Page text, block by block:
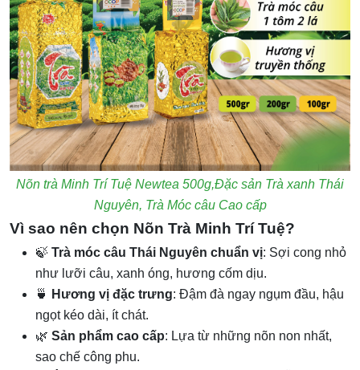
Nõn trà Minh Trí Tuệ Newtea 500g,Đặc sản Trà xanh Thái
Nguyên, Trà Móc câu Cao cấp
Vì sao nên chọn Nõn Trà Minh Trí Tuệ?
🍃 Trà móc câu Thái Nguyên chuẩn vị: Sợi cong nhỏ
như lưỡi câu, xanh óng, hương cốm dịu.
🍵
Hương vị đặc trưng: Đậm đà ngay ngụm đầu, hậu
ngọt kéo dài, ít chát.
🌿 Sản phẩm cao cấp: Lựa từ những nõn non nhất,
sao chế công phu.